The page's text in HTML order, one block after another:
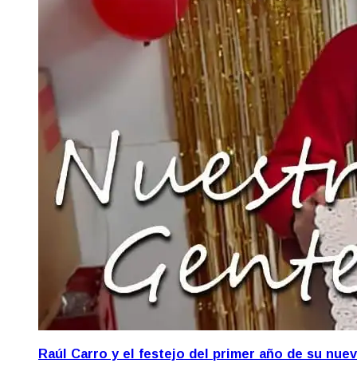
Raúl Carro y el festejo del primer año de su